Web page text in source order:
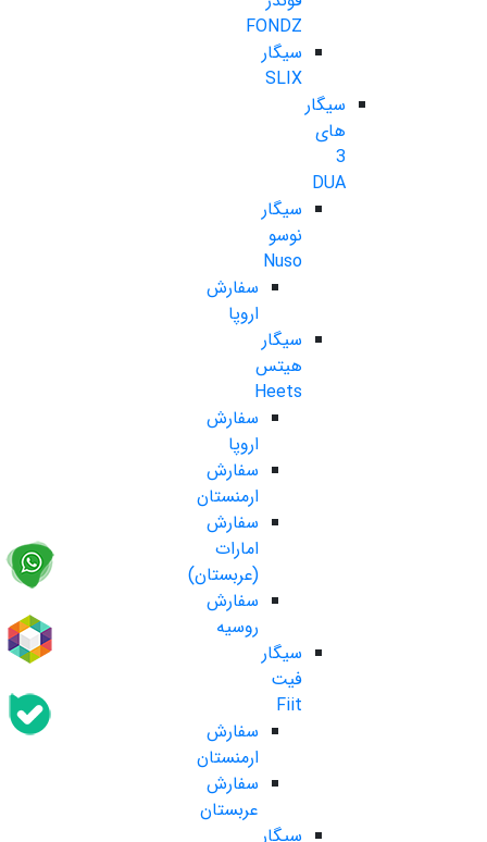
FONDZ
سیگار
SLIX
سیگار
های
3
DUA
سیگار
نوسو
Nuso
سفارش
اروپا
سیگار
هیتس
Heets
سفارش
اروپا
سفارش
ارمنستان
سفارش
امارات
(عربستان)
سفارش
روسیه
سیگار
فیت
Fiit
سفارش
ارمنستان
سفارش
عربستان
سیگار